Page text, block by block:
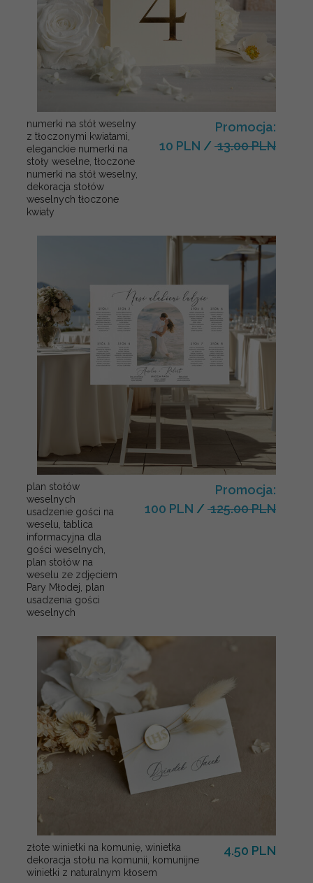
numerki na stół weselny
z tłoczonymi kwiatami,
eleganckie numerki na
stoły weselne, tłoczone
numerki na stół weselny,
dekoracja stołów
weselnych tłoczone
kwiaty
Promocja:
10 PLN / 13.00 PLN
plan stołów
weselnych
usadzenie gości na
weselu, tablica
informacyjna dla
gości weselnych,
plan stołów na
weselu ze zdjęciem
Pary Młodej, plan
usadzenia gości
weselnych
Promocja:
100 PLN / 125.00 PLN
złote winietki na komunię, winietka
dekoracja stołu na komunii, komunijne
winietki z naturalnym kłosem
4.50 PLN